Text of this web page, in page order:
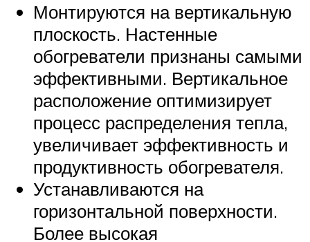
Монтируются на вертикальную
плоскость. Настенные
обогреватели признаны самыми
эффективными. Вертикальное
расположение оптимизирует
процесс распределения тепла,
увеличивает эффективность и
продуктивность обогревателя.
Устанавливаются на
горизонтальной поверхности.
Более высокая